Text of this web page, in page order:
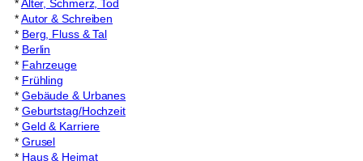
*Alter, Schmerz, Tod
*Autor & Schreiben
* Berg, Fluss & Tal
* Berlin
* Fahrzeuge
* Frühling
* Gebäude & Urbanes
* Geburtstag/Hochzeit
* Geld & Karriere
* Grusel
* Haus & Heimat